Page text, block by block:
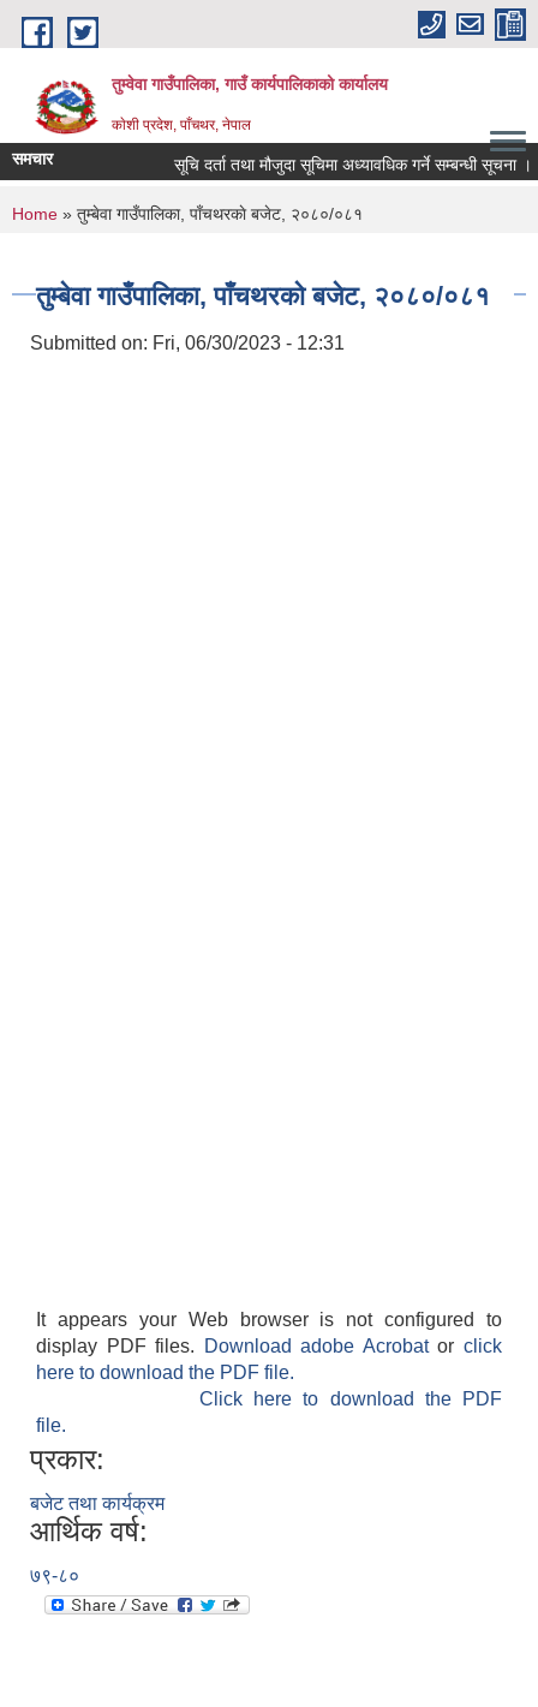
Skip to main content
तुम्वेवा गाउँपालिका, गाउँ कार्यपालिकाको कार्यालय
काेशी प्रदेश, पाँचथर, नेपाल
समचार सूचि दर्ता तथा मौजुदा सूचिमा अध्यावधिक गर्ने सम्बन्धी सूचना ।
You are here
Home » तुम्बेवा गाउँपालिका, पाँचथरकाे बजेट, २०८०/०८१
तुम्बेवा गाउँपालिका, पाँचथरकाे बजेट, २०८०/०८१
Submitted on: Fri, 06/30/2023 - 12:31
It appears your Web browser is not configured to
display PDF files.
Download adobe Acrobatorclick
here to download the PDF file.
Click here to download the PDF
file.
प्रकार:
बजेट तथा कार्यक्रम
आर्थिक वर्ष:
७९-८०